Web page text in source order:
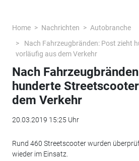
Home Nachrichten
Autobranche
Nach Fahrzeugbränden: Post zieht
vorläufig aus dem Verkehr
Nach
hunderte
dem Verkehr
20.03.2019 15:25 Uhr
Rund 460 Streetscooter wurden
wieder im Einsatz.